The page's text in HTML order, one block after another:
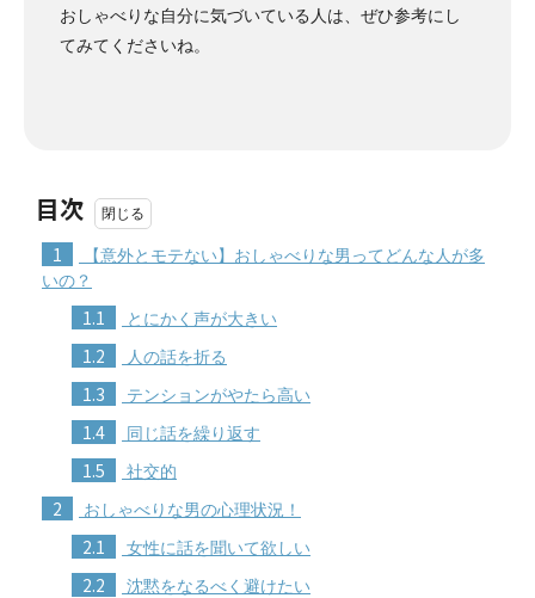
おしゃべりな自分に気づいている人は、ぜひ参考にし
てみてくださいね。
目次
1
【意外とモテない】おしゃべりな男ってどんな人が多
いの？
1.1 とにかく声が大きい
1.2 人の話を折る
1.3 テンションがやたら高い
1.4 同じ話を繰り返す
1.5 社交的
2 おしゃべりな男の心理状況！
2.1 女性に話を聞いて欲しい
2.2 沈黙をなるべく避けたい